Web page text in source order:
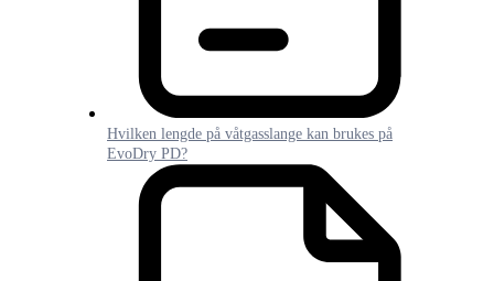
Hvilken lengde på våtgasslange kan brukes på
EvoDry PD?